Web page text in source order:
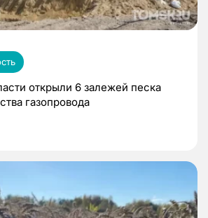
открыли 6 залежей песка
газопровода